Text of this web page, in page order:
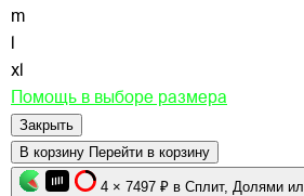
m
xl
Помощь в выборе размера
Закрыть
В корзину Перейти в корзину
4 × 7497 ₽ в Сплит,